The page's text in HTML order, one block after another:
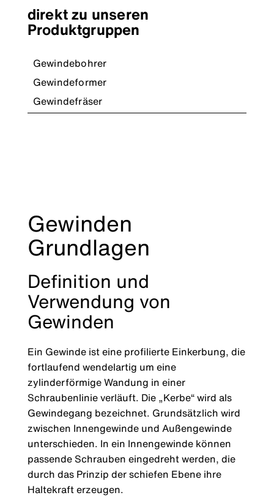
direkt zu unseren
Produktgruppen
Gewindebohrer
Gewindeformer
Gewindefräser
Gewinden
Grundlagen
Definition und
Verwendung von
Gewinden
Ein Gewinde ist eine profilierte Einkerbung, die
fortlaufend wendelartig um eine
zylinderförmige Wandung in einer
Schraubenlinie verläuft. Die „Kerbe“ wird als
Gewindegang bezeichnet. Grundsätzlich wird
zwischen Innengewinde und Außengewinde
unterschieden. In ein Innengewinde können
passende Schrauben eingedreht werden, die
durch das Prinzip der schiefen Ebene ihre
Haltekraft erzeugen.